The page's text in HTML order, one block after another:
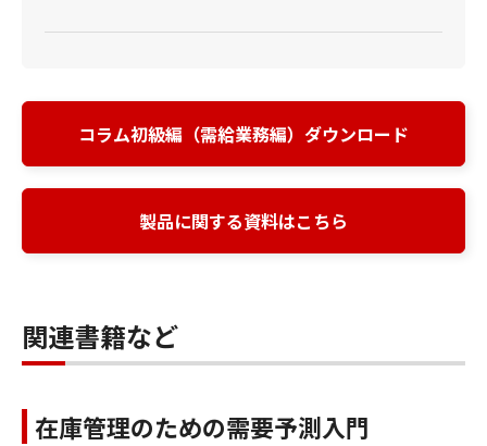
コラム初級編（需給業務編）ダウンロード
製品に関する資料はこちら
関連書籍など
在庫管理のための需要予測入門